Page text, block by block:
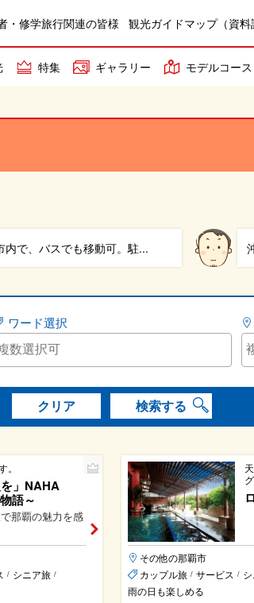
・修学旅行関連の皆様 観光ガイドマップ（資料
特集 ギャラリー モデルコース
言えば生マグロが有名です...
ワード選択
クリア 検索する
」NAHA
語～
那覇の魅力を感
/ シニア旅 /
その他の那覇市
カップル旅 / サービス /
雨の日も楽しめる